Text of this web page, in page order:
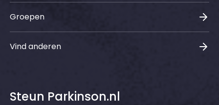
Groepen
Vind anderen
Steun Parkinson.nl